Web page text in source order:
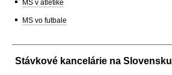
MS v atletike
MS vo futbale
Stávkové kancelárie na Slovensku